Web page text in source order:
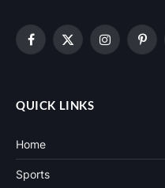
Facebook
X
Instagram
QUICK LINKS
Home
Sports